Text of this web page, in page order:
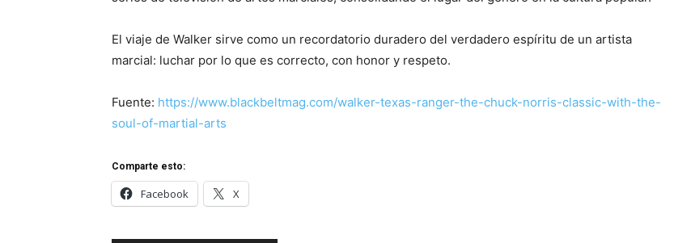
El viaje de Walker sirve como un recordatorio duradero del verdadero espíritu de un artista
marcial: luchar por lo que es correcto, con honor y respeto.
Fuente: https://www.blackbeltmag.com/walker-texas-ranger-the-chuck-norris-classic-with-the-
soul-of-martial-arts
Comparte esto:
Facebook X